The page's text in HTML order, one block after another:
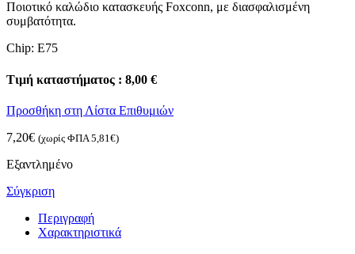
Ποιοτικό καλώδιο κατασκευής Foxconn, με διασφαλισμένη
συμβατότητα.
Chip: E75
Τιμή καταστήματος : 8,00 €
Προσθήκη στη Λίστα Επιθυμιών
7,20€ (χωρίς ΦΠΑ 5,81 €)
Εξαντλημένο
Σύγκριση
Περιγραφή
Χαρακτηριστικά